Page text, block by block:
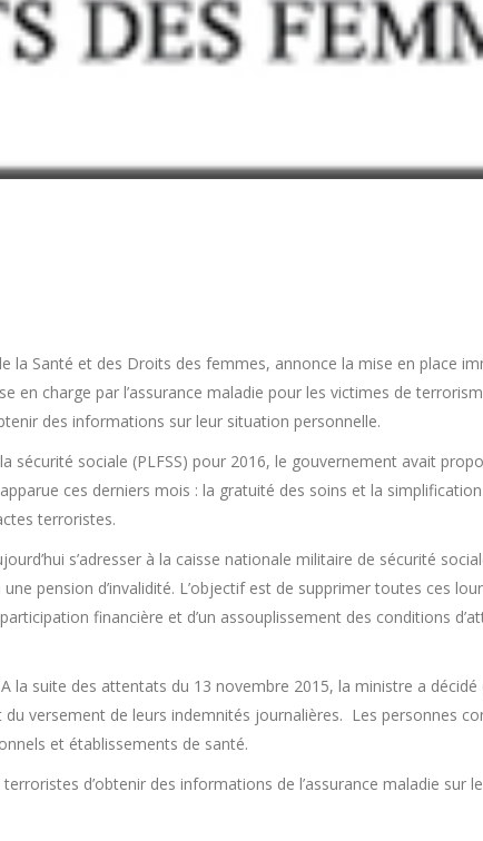
la Santé et des Droits des femmes, annonce la mise en place
en charge par l’assurance maladie pour les victimes de
des informations sur leur situation personnelle.
sécurité sociale (PLFSS) pour 2016, le gouvernement avait
ces derniers mois : la gratuité des soins et la
terroristes.
s’adresser à la caisse nationale militaire de sécurité
pension d’invalidité. L’objectif est de supprimer toutes ces
financière et d’un assouplissement des conditions
suite des attentats du 13 novembre 2015, la ministre a
versement de leurs indemnités journalières. Les personnes
et établissements de santé.
d’obtenir des informations de l’assurance maladie sur